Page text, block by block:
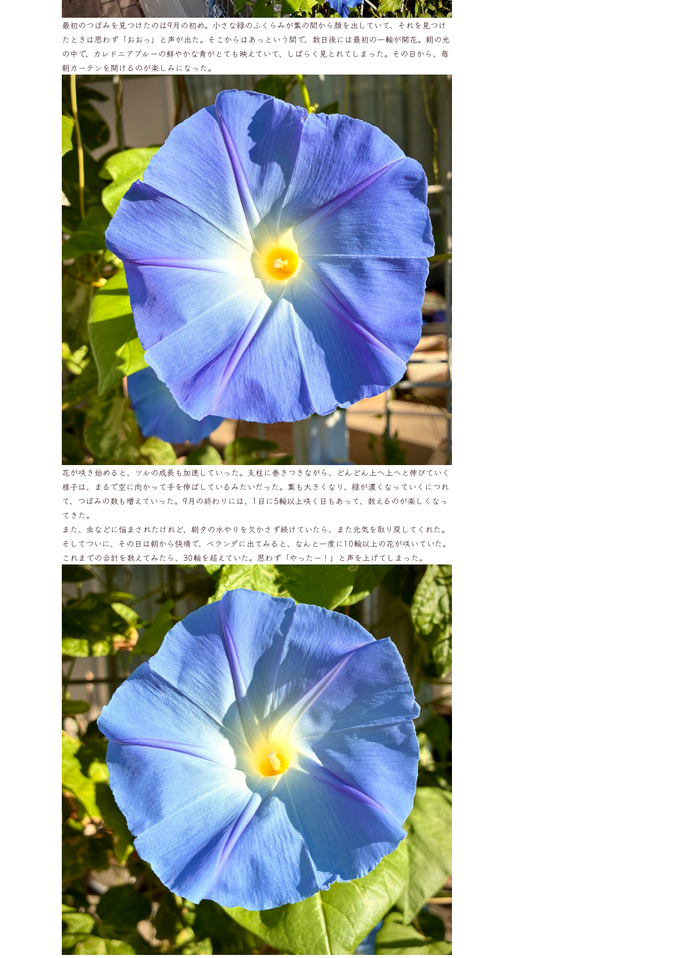
最初のつぼみを見つけたのは9月の初め。小さな緑のふくらみが葉の間から顔を出していて、それを見つけ
たときは思わず「おおっ」と声が出た。そこからはあっという間で、数日後には最初の一輪が開花。朝の光
の中で、カレドニアブルーの鮮やかな青がとても映えていて、しばらく見とれてしまった。その日から、毎
朝カーテンを開けるのが楽しみになった。
花が咲き始めると、ツルの成長も加速していった。支柱に巻きつきながら、どんどん上へ上へと伸びていく
様子は、まるで空に向かって手を伸ばしているみたいだった。葉も大きくなり、緑が濃くなっていくにつれ
て、つぼみの数も増えていった。9月の終わりには、1日に5輪以上咲く日もあって、数えるのが楽しくなっ
てきた。
また、虫などに悩まされたけれど、朝夕の水やりを欠かさず続けていたら、また元気を取り戻してくれた。
そしてついに、その日は朝から快晴で、ベランダに出てみると、なんと一度に10輪以上の花が咲いていた。
これまでの合計を数えてみたら、30輪を超えていた。思わず「やったー！」と声を上げてしまった。